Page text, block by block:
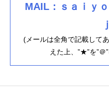
MAIL：ｓａｉｙ
(メールは全角で記載して
えた上、”★”を”＠